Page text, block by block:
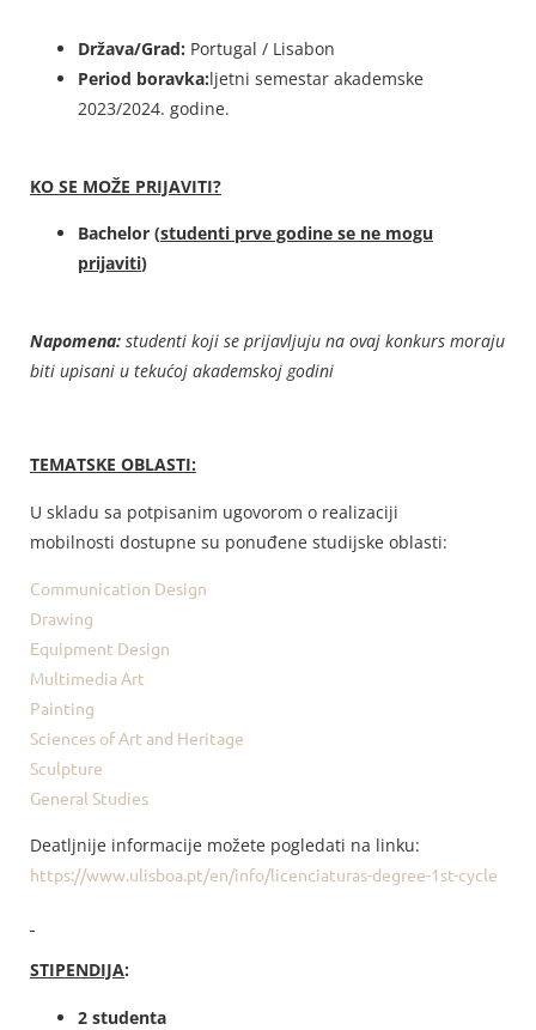
Država/Grad: Portugal / Lisabon
Period boravka:ljetni semestar akademske
2023/2024. godine.
KO SE MOŽE PRIJAVITI?
Bachelor (studenti prve godine se ne mogu
prijaviti)
Napomena: studenti koji se prijavljuju na ovaj konkurs moraju
biti upisani u tekućoj akademskoj godini
TEMATSKE OBLASTI:
U skladu sa potpisanim ugovorom o realizaciji
mobilnosti dostupne su ponuđene studijske oblasti:
Communication Design
Drawing
Equipment Design
Multimedia Art
Painting
Sciences of Art and Heritage
Sculpture
General Studies
Deatljnije informacije možete pogledati na linku:
https://www.ulisboa.pt/en/info/licenciaturas-degree-1st-cycle
STIPENDIJA:
2 studenta